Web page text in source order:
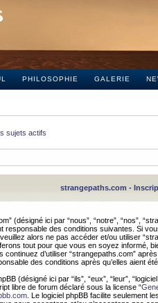
PHILOSOPHIE GALERIE
sujets actifs
strangepaths.com -
(désigné ici par “nous”, “notre”, “nos”,
responsable des conditions suivantes. Si
alors ne pas accéder et/ou utiliser
tout pour que vous en soyez informé,
d’utiliser “strangepaths.com”
des conditions après qu’elles aient
(désigné ici par “ils”, “eux”, “leur”,
libre de forum déclaré sous la license “
. Le logiciel phpBB facilite seulement